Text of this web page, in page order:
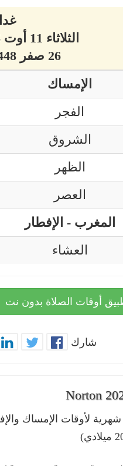
غدا
الثلاثاء 11 أوت 2026 ميلادي
26 صفر 1448 هجري
الإمساك
الفجر
الشروق
الظهر
العصر
المغرب - الإفطار
العشاء
أوقات الصلاة بدون نت
شارك